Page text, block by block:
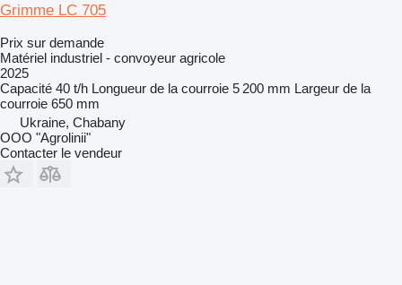
Grimme LC 705
Prix sur demande
Matériel industriel - convoyeur agricole
2025
Capacité 40 t/h Longueur de la courroie 5 200 mm Largeur de la
courroie 650 mm
Ukraine, Chabany
OOO "Agrolinii"
Contacter le vendeur